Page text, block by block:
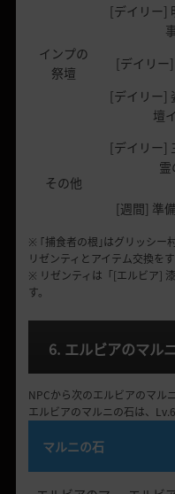
インプの
祭壇
[デイリー]
[デイリー
[デイリー]
壇
その他
[デイリー]
霊
[週間] 準
※ ｢捕食者の根｣はグリッシー
リゼンティとアイテム交換を
※ リゼンティは「[エルビア]
す。
6. エルビアのマル
NPCから次のエルビアのマル
エルビアのマルニの石は、
マルニの石